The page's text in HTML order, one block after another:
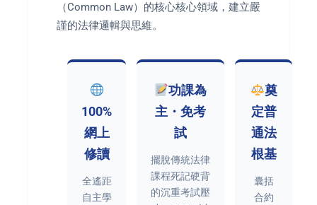
（Common Law）的核心核心領域，建立嚴
謹的法律邏輯與思維。
100%
網上
修讀
全遙距
自主學
功課為
主・免考
試
擺脫傳統法律
課程死記硬背
的沉重考試壓
奠
定普
通法
根基
囊括
合約